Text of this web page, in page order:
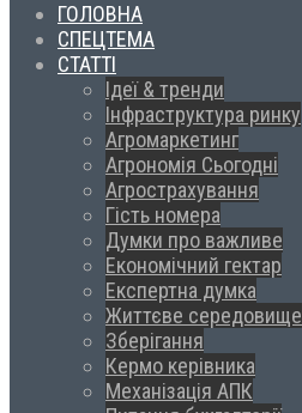
ГОЛОВНА
СПЕЦТЕМА
СТАТТІ
Ідеї & тренди
Інфраструктура ринку
Агромаркетинг
Агрономія Сьогодні
Агрострахування
Гість номера
Думки про важливе
Економічний гектар
Експертна думка
Життєве середовище
Зберігання
Кермо керівника
Механізація АПК